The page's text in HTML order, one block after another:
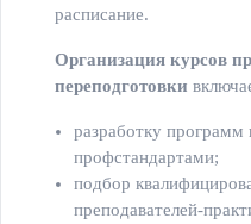
расписание.
Организация курсов
переподготовки
разработку программ
профстандартами;
подбор